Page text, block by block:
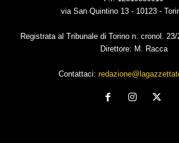
via San Quintino 13 - 10123 -
Registrata al Tribunale di Torino n. cronol.
Direttore: M. Racca
Contattaci: